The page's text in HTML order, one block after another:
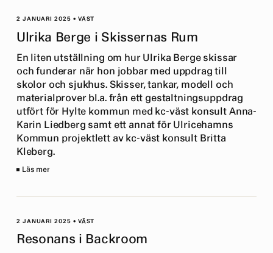
2 JANUARI 2025 • VÄST
Ulrika Berge i Skissernas Rum
En liten utställning om hur Ulrika Berge skissar
och funderar när hon jobbar med uppdrag till
skolor och sjukhus. Skisser, tankar, modell och
materialprover bl.a. från ett gestaltningsuppdrag
utfört för Hylte kommun med kc-väst konsult Anna-
Karin Liedberg samt ett annat för Ulricehamns
Kommun projektlett av kc-väst konsult Britta
Kleberg.
Läs mer
2 JANUARI 2025 • VÄST
Resonans i Backroom